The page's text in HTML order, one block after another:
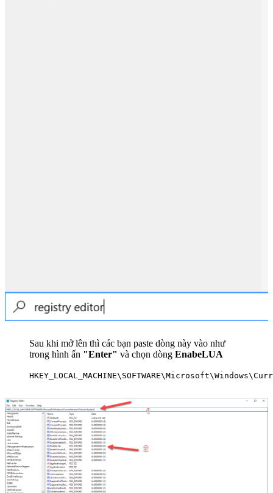
Sau khi mở lên thì các bạn paste dòng này vào như
trong hình ấn "Enter" và chọn dòng EnabeLUA